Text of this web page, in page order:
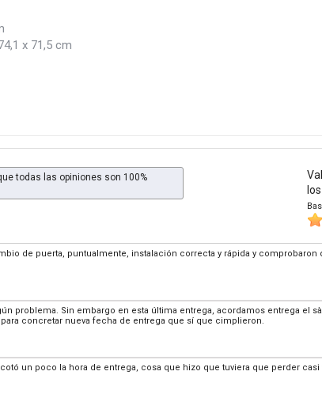
x 71,5 cm
todas las opiniones son 100%
de puerta, puntualmente, instalación correcta y rápida y comprobaron
problema. Sin embargo en esta última entrega, acordamos entrega el
concretar nueva fecha de entrega que sí que cimplieron.
un poco la hora de entrega, cosa que hizo que tuviera que perder casi